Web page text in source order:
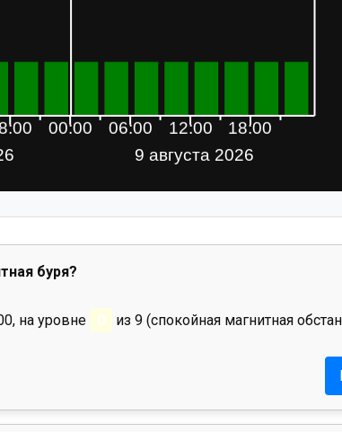
буря?
на уровне 0 из 9 (спокойная магнитная